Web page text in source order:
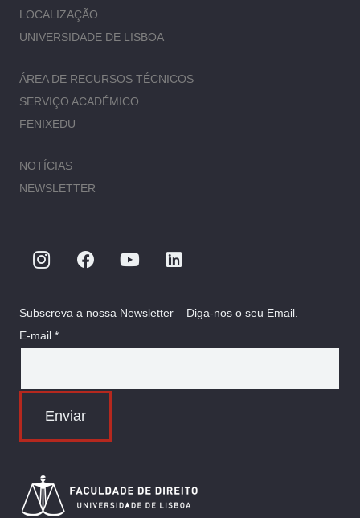
LOCALIZAÇÃO
UNIVERSIDADE DE LISBOA
ÁREA DE RECURSOS TÉCNICOS
SERVIÇO ACADÉMICO
FENIXEDU
NOTÍCIAS
NEWSLETTER
Subscreva a nossa Newsletter – Diga-nos o seu Email.
E-mail *